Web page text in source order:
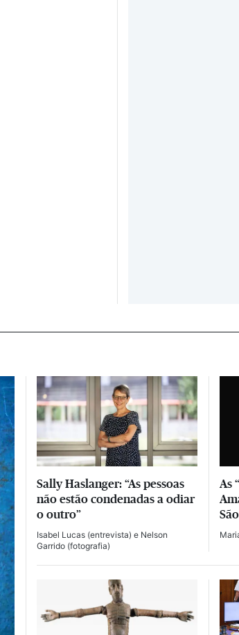
Sally Haslanger: “As pessoas
não estão condenadas a odiar
o outro”
Isabel Lucas (entrevista) e Nelson
Garrido (fotografia)
As